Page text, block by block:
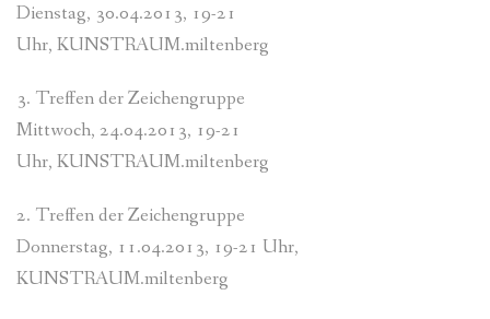
Dienstag, 30.04.2013, 19-21
Uhr, KUNSTRAUM.miltenberg
3. Treffen der Zeichengruppe
Mittwoch, 24.04.2013, 19-21
Uhr, KUNSTRAUM.miltenberg
2. Treffen der Zeichengruppe
Donnerstag, 11.04.2013, 19-21 Uhr,
KUNSTRAUM.miltenberg